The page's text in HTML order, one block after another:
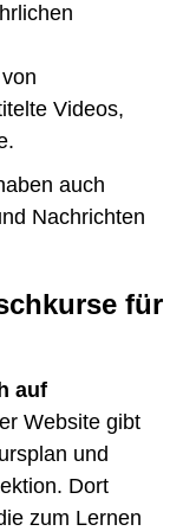
Videos,
auch
Nachrichten
für
auf
Website gibt
und
Dort
zum Lernen